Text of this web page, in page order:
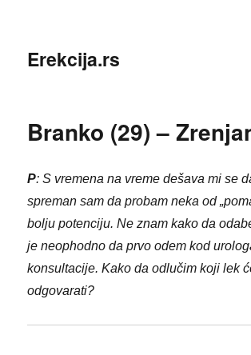
Erekcija.rs
Branko (29) –
P: S vremena na vreme dešava mi se
spreman sam da probam neka od
bolju potenciju. Ne znam kako da
je neophodno da prvo odem kod
konsultacije. Kako da odlučim koji lek
odgovarati?